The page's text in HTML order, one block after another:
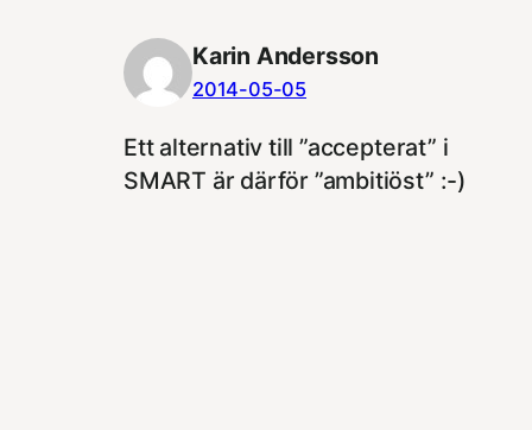
Karin Andersson
2014-05-05
Ett alternativ till ”accepterat” i
SMART är därför ”ambitiöst” :-)